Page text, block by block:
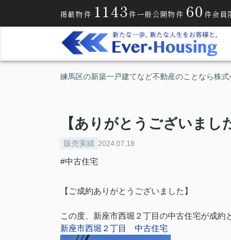
掲載物件 1143件一般公開物件 60 件会員
練馬区の新築一戸建てなど不動産のことなら株
【ありがとうございま
販売実績 2024.07.18
#中古住宅
【ご成約ありがとうございました】
この度、新座市西堀２丁目の中古住宅が成約
新座市西堀２丁目 中古住宅